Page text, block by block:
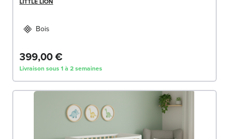
Bois
399,00 €
Livraison sous 1 à 2 semaines